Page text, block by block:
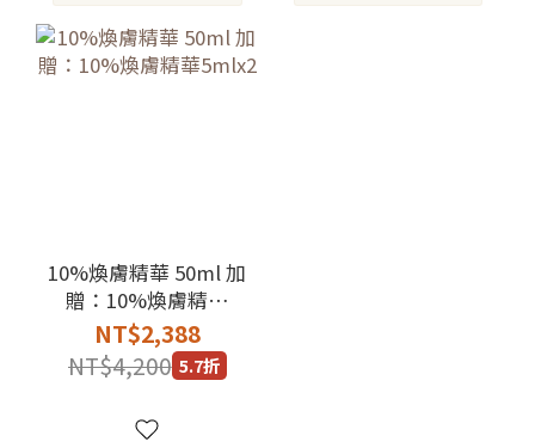
10%煥膚精華 50ml 加
贈：10%煥膚精華
5mlx2
NT$2,388
NT$4,200 5.7折